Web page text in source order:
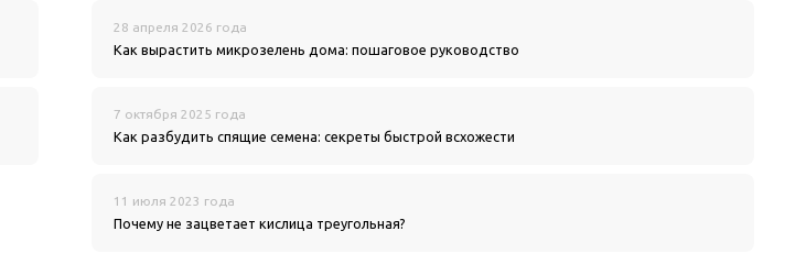
28 апреля 2026 года
Как вырастить микрозелень дома: пошаговое руководство
7 октября 2025 года
Как разбудить спящие семена: секреты быстрой всхожести
11 июля 2023 года
Почему не зацветает кислица треугольная?